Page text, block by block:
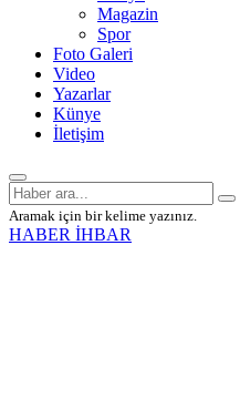
Magazin
Spor
Foto Galeri
Video
Yazarlar
Künye
İletişim
Aramak için bir kelime yazınız.
HABER İHBAR